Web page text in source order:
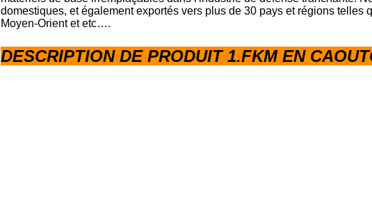
domestiques, et également exportés vers plus de 30 pays et régions
Moyen-Orient et etc….
DESCRIPTION DE PRODUIT 1.FKM EN